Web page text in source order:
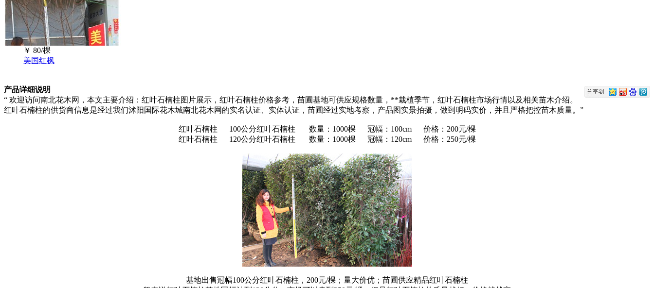
￥ 80/棵
美国红枫
产品详细说明
“ 欢迎访问南北花木网，本文主要介绍：红叶石楠柱图片展示，红叶石楠柱价格参考，苗圃基地可供应规格数量，**栽植季节，红叶石楠柱市场行情以及相关苗木介绍。
红叶石楠柱的供货商信息是经过我们沭阳国际花木城南北花木网的实名认证、实体认证，苗圃经过实地考察，产品图实景拍摄，做到明码实价，并且严格把控苗木质量。”
红叶石楠柱 100公分红叶石楠柱 数量：1000棵 冠幅：100cm 价格：200元/棵
红叶石楠柱 120公分红叶石楠柱 数量：1000棵 冠幅：120cm 价格：250元/棵
基地出售冠幅100公分红叶石楠柱，200元/棵；量大价优；苗圃供应精品红叶石楠柱